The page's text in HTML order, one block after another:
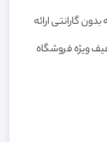
است که بدون گارانتی ارائه
ویژه فروشگاه